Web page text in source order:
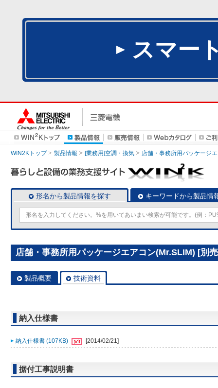
スマー
WIN2Kトップ 製品情報 [業務用]空調・換気 店舗・事務所用パッケージ
形名から製品情報を探す キーワードから製品情
店舗・事務所用パッケージエアコン(Mr.SLIM) [別
製品概要 技術資料
納入仕様書
納入仕様書 (107KB) [2014/02/21]
据付工事説明書